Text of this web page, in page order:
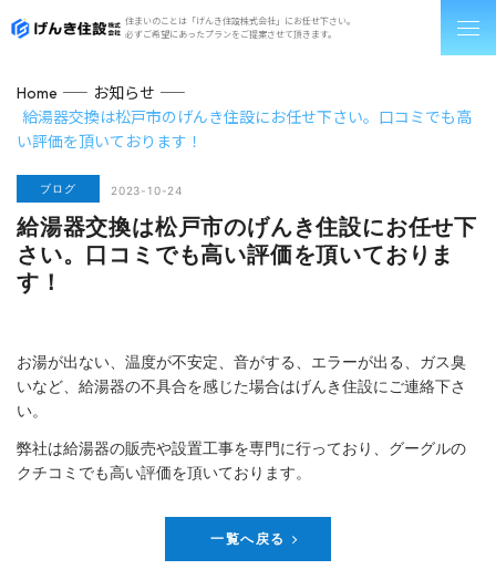
住まいのことは「げんき住設株式会社」にお任せ下さい。
必ずご希望にあったプランをご提案させて頂きます。
Home
お知らせ
給湯器交換は松戸市のげんき住設にお任せ下さい。口コミでも高
い評価を頂いております！
ブログ 2023-10-24
給湯器交換は松戸市のげんき住設にお任せ下
さい。口コミでも高い評価を頂いておりま
す！
お湯が出ない、温度が不安定、音がする、エラーが出る、ガス臭
いなど、給湯器の不具合を感じた場合はげんき住設にご連絡下さ
い。
弊社は給湯器の販売や設置工事を専門に行っており、グーグルの
クチコミでも高い評価を頂いております。
一覧へ戻る